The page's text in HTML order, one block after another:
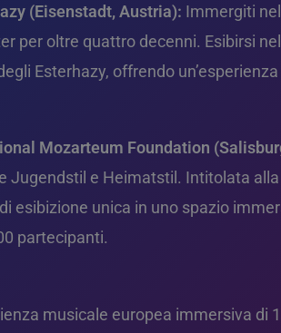
(Eisenstadt, Austria): Immergiti
per oltre quattro decenni. Esibirsi
Esterhazy, offrendo
Mozarteum Foundation
Jugendstil e Heimatstil. Intitolata
esibizione unica in uno spazio
partecipanti.
musicale europea immersiva di